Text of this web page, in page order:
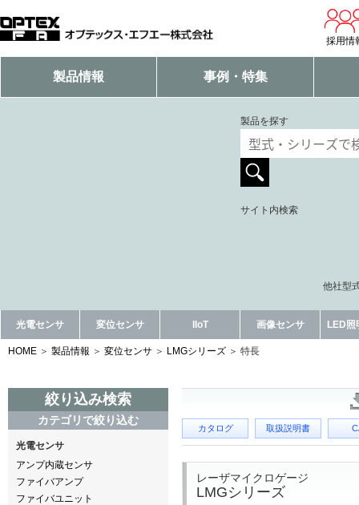
採用情
製品情報 事例・特集
製品を探す
サイト内検索
他社型
光電センサ 変位センサ IIoT 画像センサ LED照
HOME 製品情報 変位センサ LMGシリーズ 特長
絞り込み検索
カテゴリで絞り込む
光電センサ
アンプ内蔵センサ
ファイバアンプ
ファイバユニット
カタログ 取扱説明書
レーザマイクロゲージ
LMGシリーズ